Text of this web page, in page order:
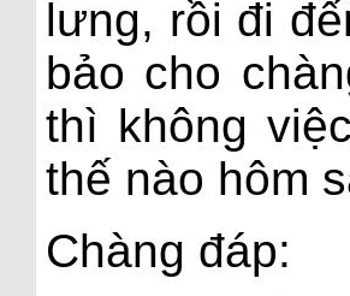
lưng, rồi đi
bảo cho
thì không
thế nào hôm
Chàng đáp: